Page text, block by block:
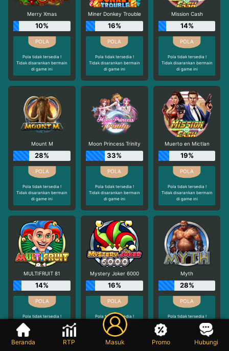
Merry Xmas
10%
Pola tidak tersedia !
Tidak disarankan bermain
di game ini
Miner Donkey Trouble
16%
Pola tidak tersedia !
Tidak disarankan bermain
di game ini
Mission Cash
14%
Pola tidak tersedia !
Tidak disarankan bermain
di game ini
Mount M
28%
Pola tidak tersedia !
Tidak disarankan bermain
di game ini
Moon Princess Trinity
33%
Pola tidak tersedia !
Tidak disarankan bermain
di game ini
Muerto en Mictlan
19%
Pola tidak tersedia !
Tidak disarankan bermain
di game ini
MULTIFRUIT 81
14%
Pola tidak tersedia !
Tidak disarankan bermain
Mystery Joker 6000
16%
Pola tidak tersedia !
Tidak disarankan bermain
di game ini
Myth
28%
Pola tidak tersedia !
Tidak disarankan bermain
Beranda RTP Masuk Promo Hubungi